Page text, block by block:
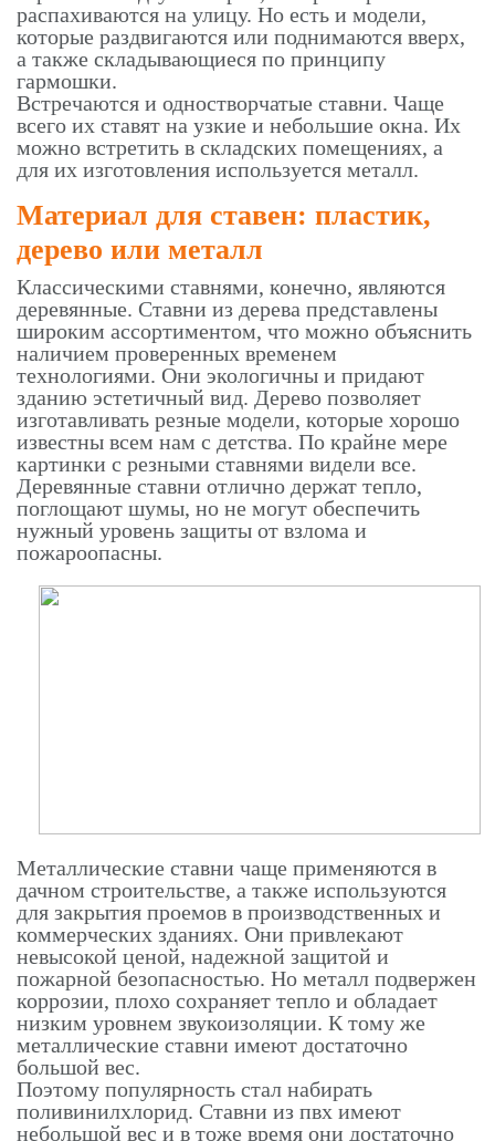
распахиваются на улицу. Но есть и модели,
которые раздвигаются или поднимаются вверх,
а также складывающиеся по принципу
гармошки.
Встречаются и одностворчатые ставни. Чаще
всего их ставят на узкие и небольшие окна. Их
можно встретить в складских помещениях, а
для их изготовления используется металл.
Материал для ставен: пластик,
дерево или металл
Классическими ставнями, конечно, являются
деревянные. Ставни из дерева представлены
широким ассортиментом, что можно объяснить
наличием проверенных временем
технологиями. Они экологичны и придают
зданию эстетичный вид. Дерево позволяет
изготавливать резные модели, которые хорошо
известны всем нам с детства. По крайне мере
картинки с резными ставнями видели все.
Деревянные ставни отлично держат тепло,
поглощают шумы, но не могут обеспечить
нужный уровень защиты от взлома и
пожароопасны.
Металлические ставни чаще применяются в
дачном строительстве, а также используются
для закрытия проемов в производственных и
коммерческих зданиях. Они привлекают
невысокой ценой, надежной защитой и
пожарной безопасностью. Но металл подвержен
коррозии, плохо сохраняет тепло и обладает
низким уровнем звукоизоляции. К тому же
металлические ставни имеют достаточно
большой вес.
Поэтому популярность стал набирать
поливинилхлорид. Ставни из пвх имеют
небольшой вес и в тоже время они достаточно